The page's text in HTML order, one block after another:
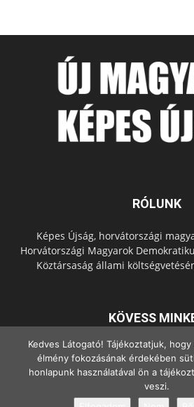
RÓLUNK
Képes Újság, horvátországi
Horvátországi Magyarok
Köztársaság állami
KÖVESS
Kedves Látogató! Tájékoztatjuk,
élmény fokozásának érdekében
honlapunk használatával ön a
veszi.